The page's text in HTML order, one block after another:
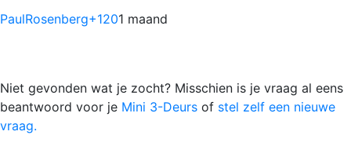
PaulRosenberg+1201 maand
Niet gevonden wat je zocht? Misschien is je vraag al eens
beantwoord voor je Mini 3-Deurs of stel zelf een nieuwe
vraag.